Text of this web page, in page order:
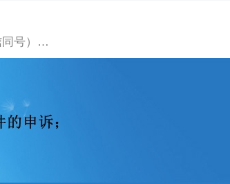
同号）…